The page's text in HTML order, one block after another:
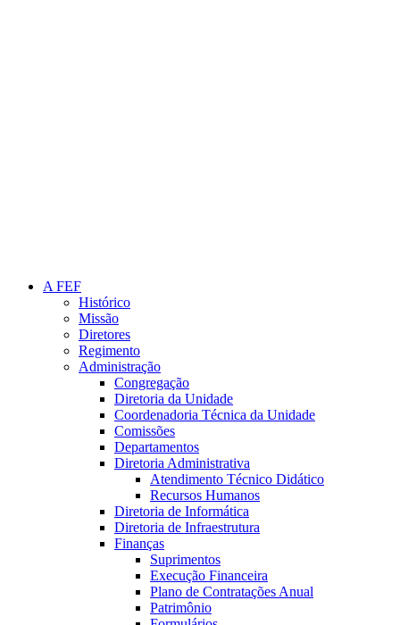
A FEF
Histórico
Missão
Diretores
Regimento
Administração
Congregação
Diretoria da Unidade
Coordenadoria Técnica da Unidade
Comissões
Departamentos
Diretoria Administrativa
Atendimento Técnico Didático
Recursos Humanos
Diretoria de Informática
Diretoria de Infraestrutura
Finanças
Suprimentos
Execução Financeira
Plano de Contratações Anual
Patrimônio